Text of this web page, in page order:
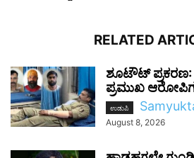
RELATED
ಶೂಟೌಟ್
ಪ್ರಮುಖ
ಉಡುಪಿ
August 8, 2026